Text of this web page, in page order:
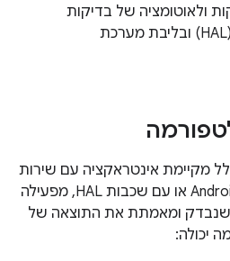
ולאוטומציה של בדיקות
בשכבת הפשטת החומרה (HAL) ובליבת מערכת
מקיימת אינטראקציה עם שירות
אחד או יותר של מערכת Android או עם שכבות HAL, מפעילה
שנבדק ומאמתת את התוצאה של
יכולה: